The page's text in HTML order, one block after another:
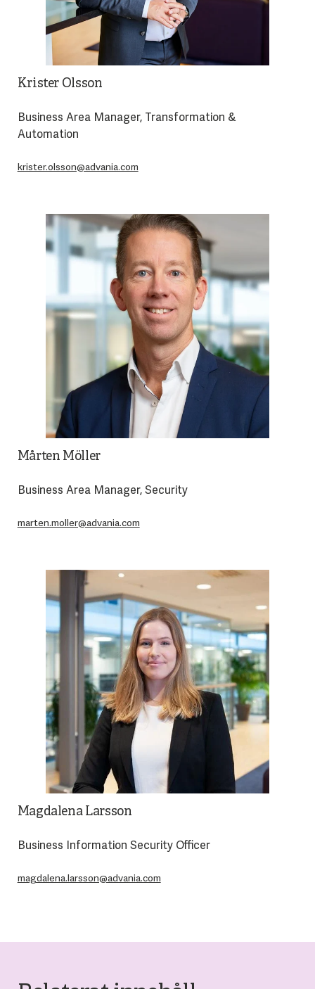
Krister Olsson
Business Area Manager, Transformation &
Automation
krister.olsson@advania.com
Mårten Möller
Business Area Manager, Security
marten.moller@advania.com
Magdalena Larsson
Business Information Security Officer
magdalena.larsson@advania.com